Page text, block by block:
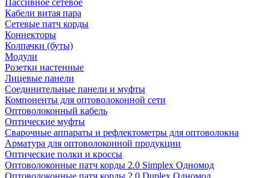
Пассивное сетевое
Кабели витая пара
Сетевые патч корды
Коннекторы
Колпачки (буты)
Модули
Розетки настенные
Лицевые панели
Соединительные панели и муфты
Компоненты для оптоволоконной сети
Оптоволоконный кабель
Оптические муфты
Сварочные аппараты и рефлектометры для оптоволокна
Арматура для оптоволоконной продукции
Оптические полки и кроссы
Оптоволоконные патч корды 2.0 Simplex Одномод